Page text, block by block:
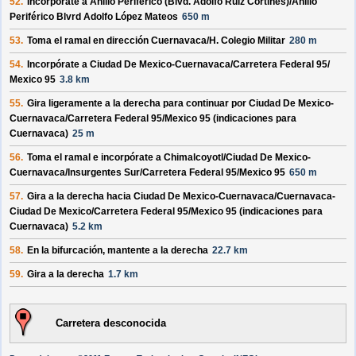
Periférico Blvrd Adolfo López Mateos 650 m
53. Toma el ramal en dirección Cuernavaca/H. Colegio Militar 280 m
54. Incorpórate a Ciudad De Mexico-Cuernavaca/Carretera Federal 95/
Mexico 95 3.8 km
55. Gira ligeramente a la derecha para continuar por Ciudad De Mexico-
Cuernavaca/Carretera Federal 95/Mexico 95 (indicaciones para
Cuernavaca) 25 m
56. Toma el ramal e incorpórate a Chimalcoyotl/Ciudad De Mexico-
Cuernavaca/Insurgentes Sur/Carretera Federal 95/Mexico 95 650 m
57. Gira a la derecha hacia Ciudad De Mexico-Cuernavaca/Cuernavaca-
Ciudad De Mexico/Carretera Federal 95/Mexico 95 (indicaciones para
Cuernavaca) 5.2 km
58. En la bifurcación, mantente a la derecha 22.7 km
59. Gira a la derecha 1.7 km
Carretera desconocida